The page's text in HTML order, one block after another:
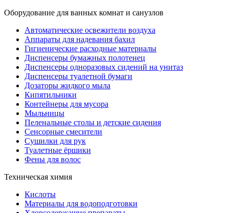
Оборудование для ванных комнат и санузлов
Автоматические освежители воздуха
Аппараты для надевания бахил
Гигиенические расходные материалы
Диспенсеры бумажных полотенец
Диспенсеры одноразовых сидений на унитаз
Диспенсеры туалетной бумаги
Дозаторы жидкого мыла
Кипятильники
Контейнеры для мусора
Мыльницы
Пеленальные столы и детские сидения
Сенсорные смесители
Сушилки для рук
Туалетные ёршики
Фены для волос
Техническая химия
Кислоты
Материалы для водоподготовки